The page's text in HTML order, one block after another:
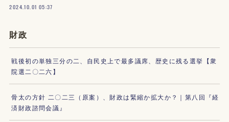
2024.10.01 05:37
財政
戦後初の単独三分の二、自民史上で最多議席、歴史に残る選挙【衆
院選二〇二六】
骨太の方針 二〇二三（原案）、財政は緊縮か拡大か？｜第八回『経
済財政諮問会議』